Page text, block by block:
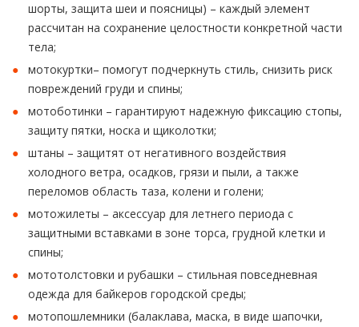
шорты, защита шеи и поясницы) – каждый элемент
рассчитан на сохранение целостности конкретной части
тела;
мотокуртки– помогут подчеркнуть стиль, снизить риск
повреждений груди и спины;
мотоботинки – гарантируют надежную фиксацию стопы,
защиту пятки, носка и щиколотки;
штаны – защитят от негативного воздействия
холодного ветра, осадков, грязи и пыли, а также
переломов область таза, колени и голени;
мотожилеты – аксессуар для летнего периода с
защитными вставками в зоне торса, грудной клетки и
спины;
мототолстовки и рубашки – стильная повседневная
одежда для байкеров городской среды;
мотопошлемники (балаклава, маска, в виде шапочки,